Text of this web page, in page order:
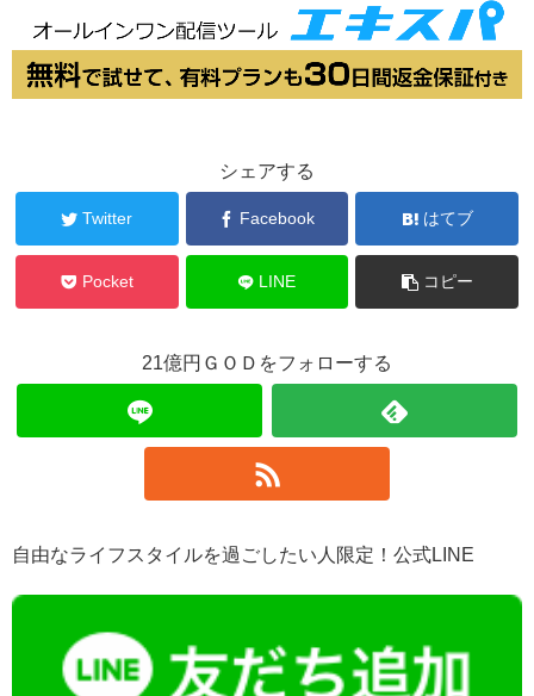
シェアする
Twitter Facebook はてブ
Pocket LINE コピー
21億円ＧＯＤをフォローする
自由なライフスタイルを過ごしたい人限定！公式LINE